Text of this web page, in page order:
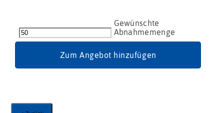
12
cm
Zum Angebot hinzufügen